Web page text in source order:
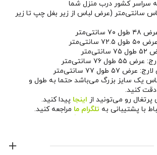
سراسر کشور درب منزل شما
سانتی‌متر (عرض لباس از زیر بغل چپ تا زیر
۷۶ سانتی‌متر
طول ۷۷ سانتی‌متر
یک سایز بزرگ می‌باشد حتما به طول و
کنید.
رو می‌تونید از اینجا پیدا کنید.
با پشتیبانی به تلگرام ما مراجعه کنید.